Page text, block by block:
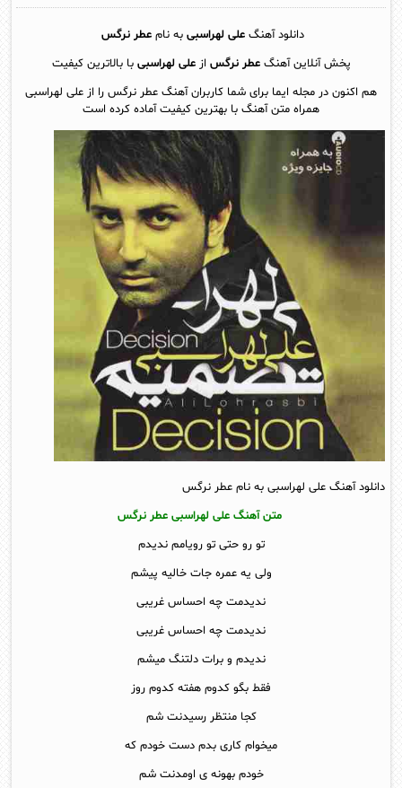
دانلود آهنگ علی لهراسبی به نام عطر نرگس
پخش آنلاين آهنگعطر نرگس ازعلی لهراسبی با بالاترین کیفیت
هم اکنون در مجله ایما برای شما کاربران آهنگ عطر نرگس را از علی لهراسبی
همراه متن آهنگ با بهترین کیفیت آماده کرده است
دانلود آهنگ علی لهراسبی به نام عطر نرگس
متن آهنگ علی لهراسبی عطر نرگس
تو رو حتی تو رویامم ندیدم
ولی یه عمره جات خالیه پیشم
ندیدمت چه احساس غریبی
ندیدمت چه احساس غریبی
ندیدم و برات دلتنگ میشم
فقط بگو کدوم هفته کدوم روز
کجا منتظر رسیدنت شم
میخوام کاری بدم دست خودم که
خودم بهونه ی اومدنت شم